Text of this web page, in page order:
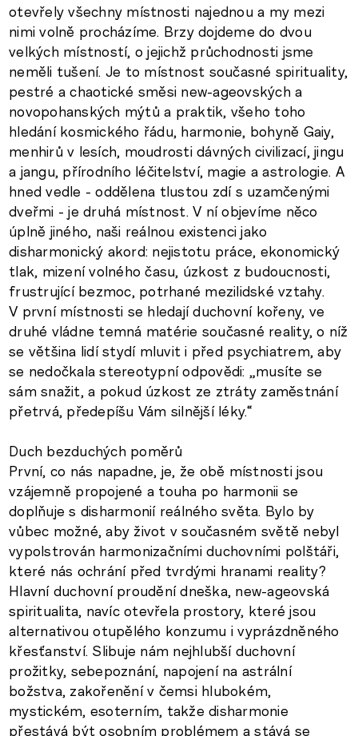
otevřely všechny místnosti najednou a my mezi
nimi volně procházíme. Brzy dojdeme do dvou
velkých místností, o jejichž průchodnosti jsme
neměli tušení. Je to místnost současné spirituality,
pestré a chaotické směsi new-ageovských a
novopohanských mýtů a praktik, všeho toho
hledání kosmického řádu, harmonie, bohyně Gaiy,
menhirů v lesích, moudrosti dávných civilizací, jingu
a jangu, přírodního léčitelství, magie a astrologie. A
hned vedle - oddělena tlustou zdí s uzamčenými
dveřmi - je druhá místnost. V ní objevíme něco
úplně jiného, naši reálnou existenci jako
disharmonický akord: nejistotu práce, ekonomický
tlak, mizení volného času, úzkost z budoucnosti,
frustrující bezmoc, potrhané mezilidské vztahy.
V první místnosti se hledají duchovní kořeny, ve
druhé vládne temná matérie současné reality, o níž
se většina lidí stydí mluvit i před psychiatrem, aby
se nedočkala stereotypní odpovědi: „musíte se
sám snažit, a pokud úzkost ze ztráty zaměstnání
přetrvá, předepíšu Vám silnější léky.“
Duch bezduchých poměrů
První, co nás napadne, je, že obě místnosti jsou
vzájemně propojené a touha po harmonii se
doplňuje s disharmonií reálného světa. Bylo by
vůbec možné, aby život v současném světě nebyl
vypolstrován harmonizačními duchovními polštáři,
které nás ochrání před tvrdými hranami reality?
Hlavní duchovní proudění dneška, new-ageovská
spiritualita, navíc otevřela prostory, které jsou
alternativou otupělého konzumu i vyprázdněného
křesťanství. Slibuje nám nejhlubší duchovní
prožitky, sebepoznání, napojení na astrální
božstva, zakořenění v čemsi hlubokém,
mystickém, esoterním, takže disharmonie
přestává být osobním problémem a stává se